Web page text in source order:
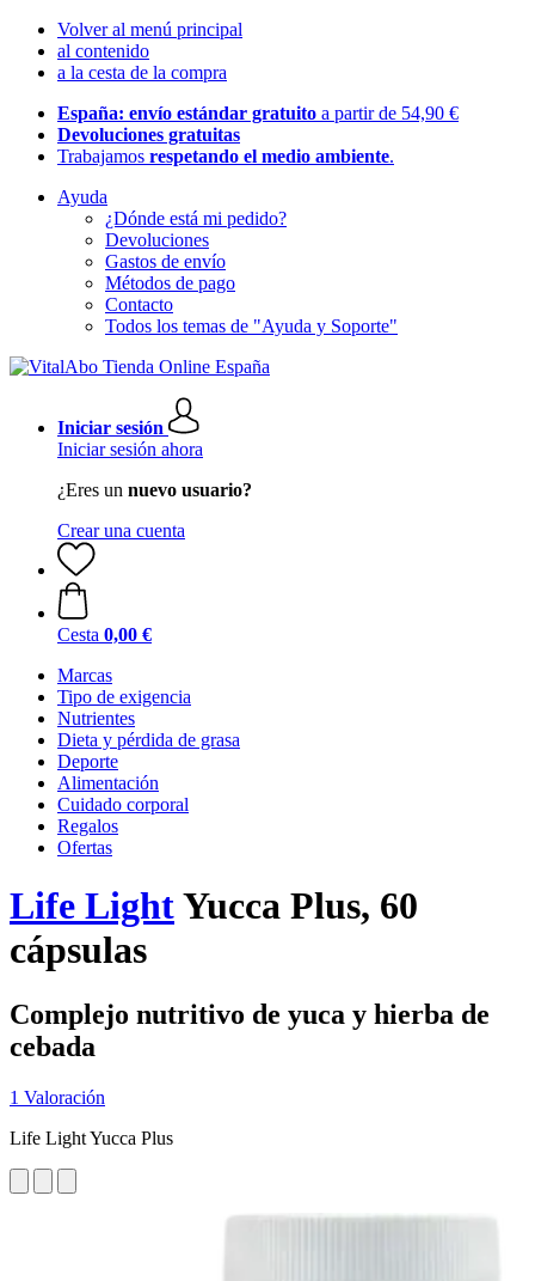
Volver al menú principal
al contenido
a la cesta de la compra
España: envío estándar gratuito a partir de 54,90 €
Devoluciones gratuitas
Trabajamos respetando el medio ambiente.
Ayuda
¿Dónde está mi pedido?
Devoluciones
Gastos de envío
Métodos de pago
Contacto
Todos los temas de "Ayuda y Soporte"
Iniciar sesión
Iniciar sesión ahora
¿Eres un nuevo usuario?
Crear una cuenta
Cesta 0,00 €
Marcas
Tipo de exigencia
Nutrientes
Dieta y pérdida de grasa
Deporte
Alimentación
Cuidado corporal
Regalos
Ofertas
Life LightYucca Plus, 60
cápsulas
Complejo nutritivo de yuca y hierba de
cebada
1 Valoración
Life Light Yucca Plus